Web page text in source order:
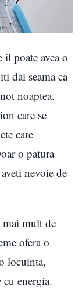
il poate avea o
dai seama ca
noaptea.
care se
care
o patura
nevoie de
mai mult de
ofera o
locuinta,
energia.